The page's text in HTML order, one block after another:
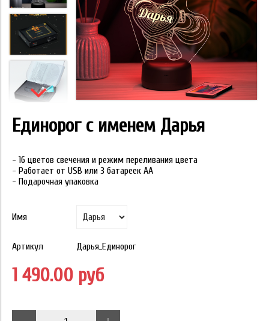
Единорог с именем Дарья
- 16 цветов свечения и режим переливания цвета
- Работает от USB или 3 батареек АА
- Подарочная упаковка
Имя
Артикул Дарья_Единорог
1 490.00 руб